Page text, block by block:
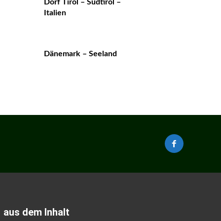
Dorf Tirol – Südtirol –
Italien
Dänemark – Seeland
aus dem Inhalt